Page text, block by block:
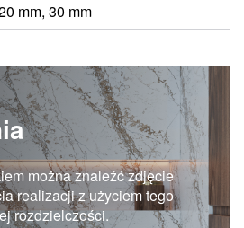
mm, 30 mm
można znaleźć zdjęcie
realizacji z użyciem tego
rozdzielczości.